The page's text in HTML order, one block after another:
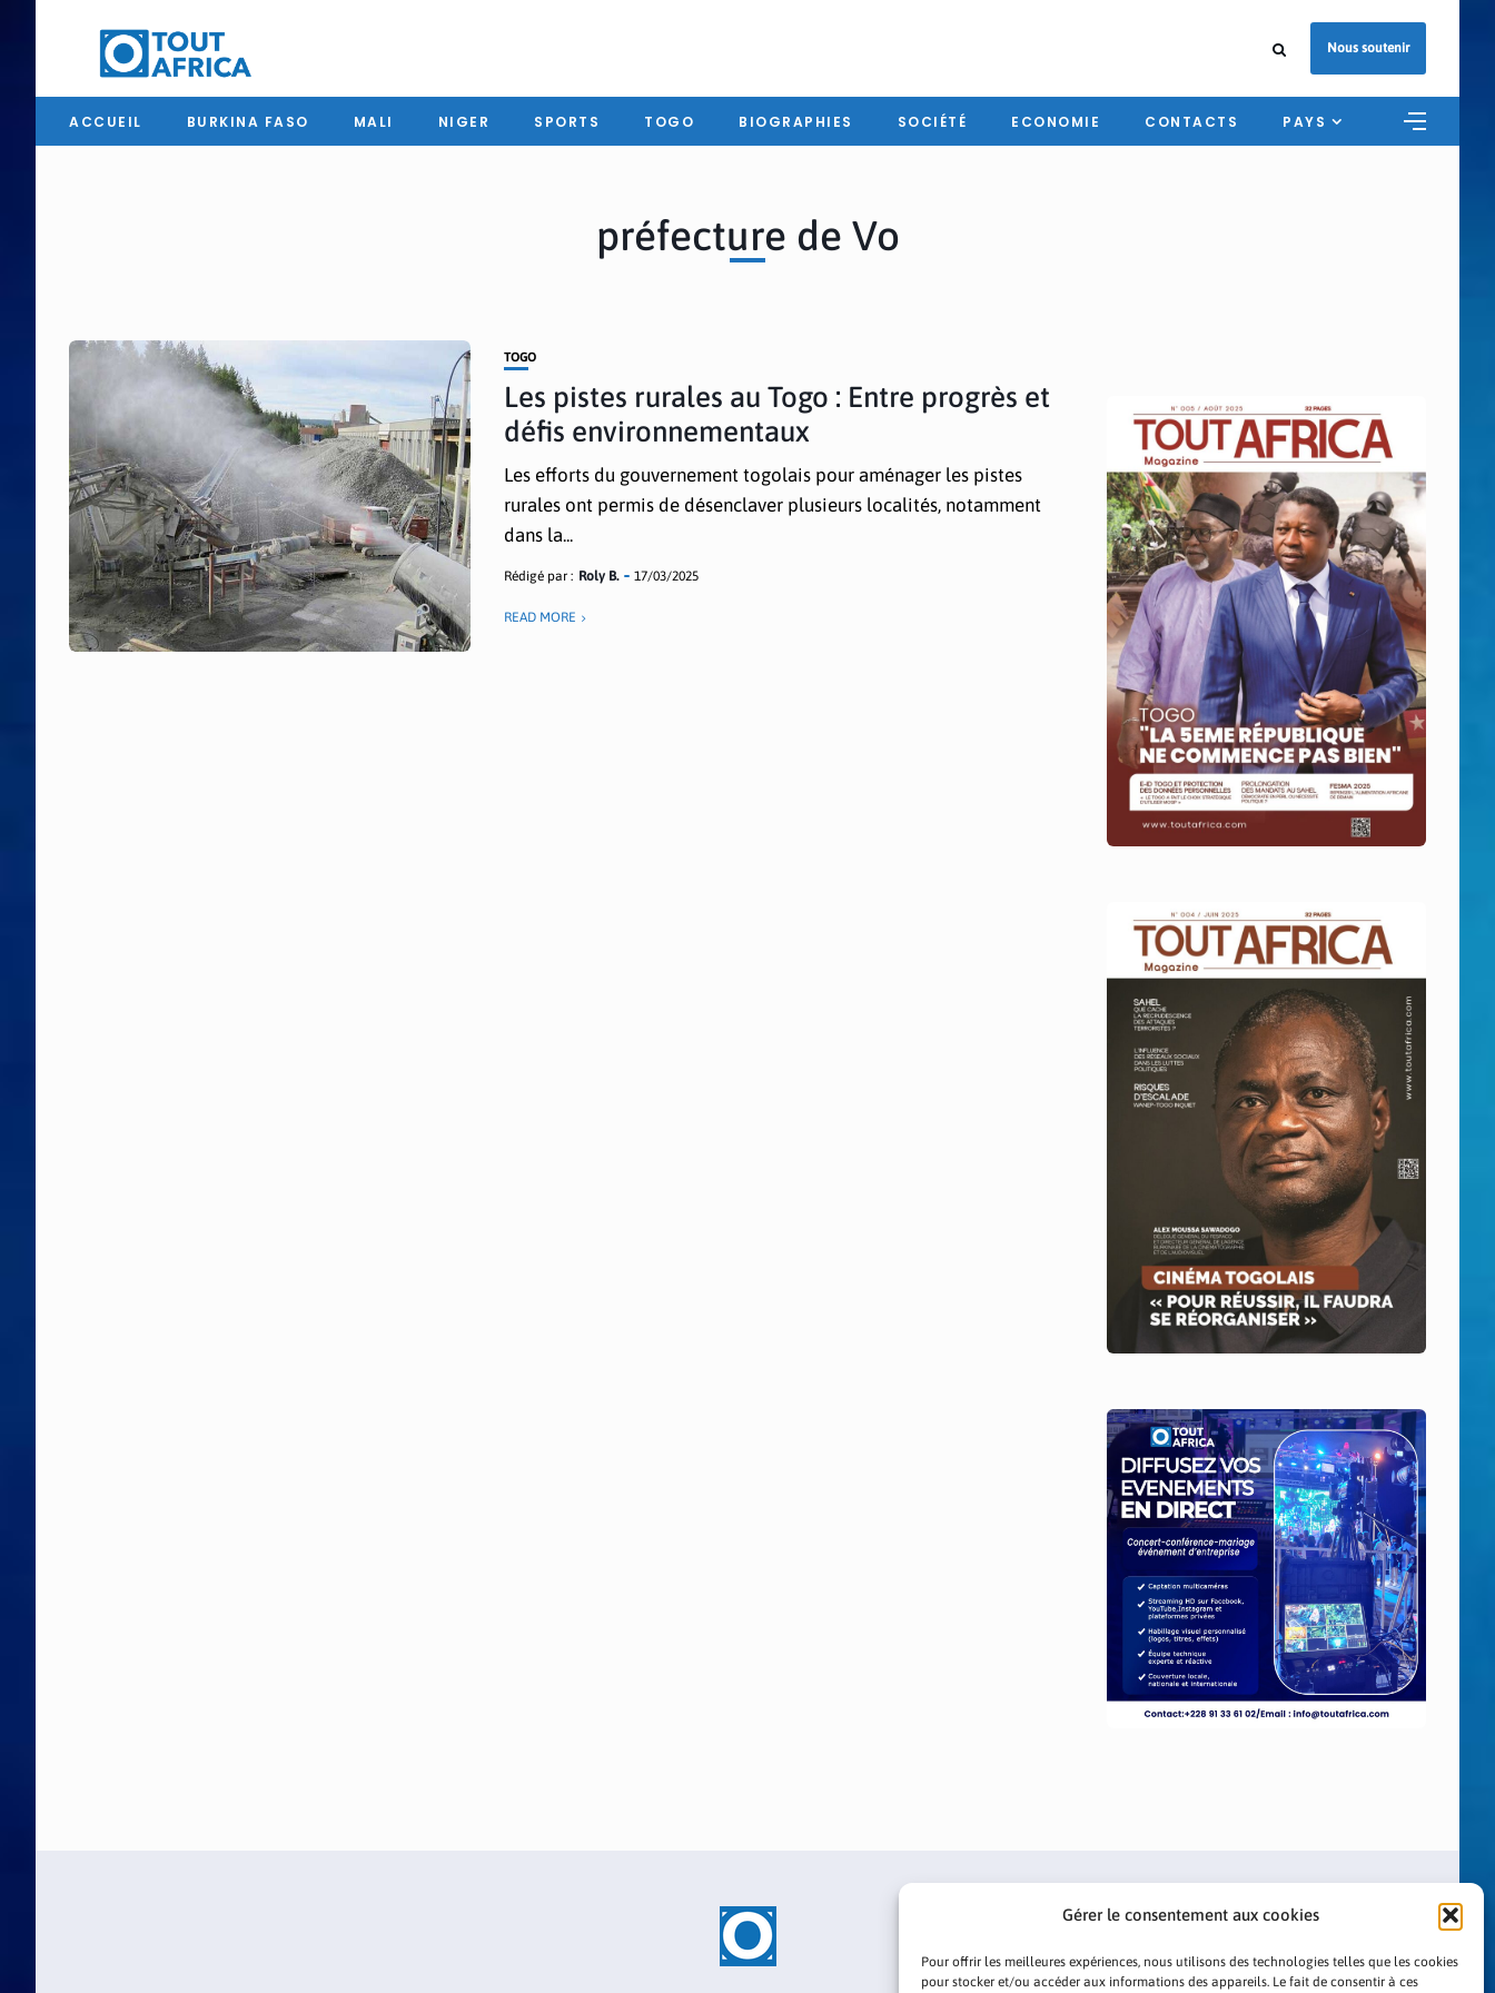
Gérer le consentement aux cookies
Pour offrir les meilleures expériences, nous utilisons des technologies telles que les cookies
pour stocker et/ou accéder aux informations des appareils. Le fait de consentir à ces
Nous soutenir
ACCUEIL BURKINA FASO MALI NIGER SPORTS TOGO BIOGRAPHIES SOCIÉTÉ ECONOMIE CONTACTS PAYS
préfecture de Vo
TOGO
Les pistes rurales au Togo : Entre progrès et
défis environnementaux
Les efforts du gouvernement togolais pour aménager les pistes
rurales ont permis de désenclaver plusieurs localités, notamment
dans la...
Rédigé par : Roly B. 17/03/2025
READ MORE